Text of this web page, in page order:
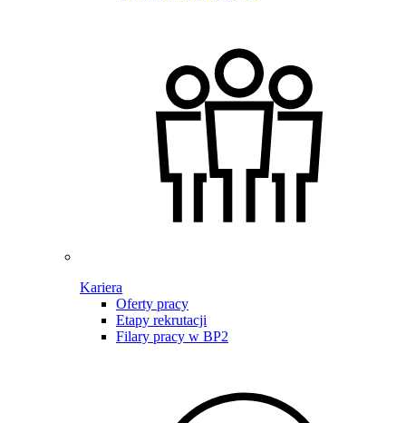
Kariera
Oferty pracy
Etapy rekrutacji
Filary pracy w BP2